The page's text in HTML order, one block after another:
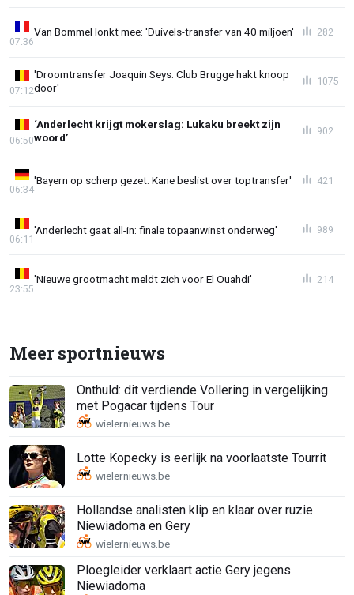
Van Bommel lonkt mee: 'Duivels-transfer van 40 miljoen'
07:36
282
'Droomtransfer Joaquin Seys: Club Brugge hakt knoop
door'
07:12
1075
‘Anderlecht krijgt mokerslag: Lukaku breekt zijn
woord’
06:50
902
'Bayern op scherp gezet: Kane beslist over toptransfer'
06:34
421
'Anderlecht gaat all-in: finale topaanwinst onderweg'
06:11
989
'Nieuwe grootmacht meldt zich voor El Ouahdi'
23:55
214
Meer sportnieuws
Onthuld: dit verdiende Vollering in vergelijking
met Pogacar tijdens Tour
Lotte Kopecky is eerlijk na voorlaatste Tourrit
Hollandse analisten klip en klaar over ruzie
Niewiadoma en Gery
Ploegleider verklaart actie Gery jegens
Niewiadoma